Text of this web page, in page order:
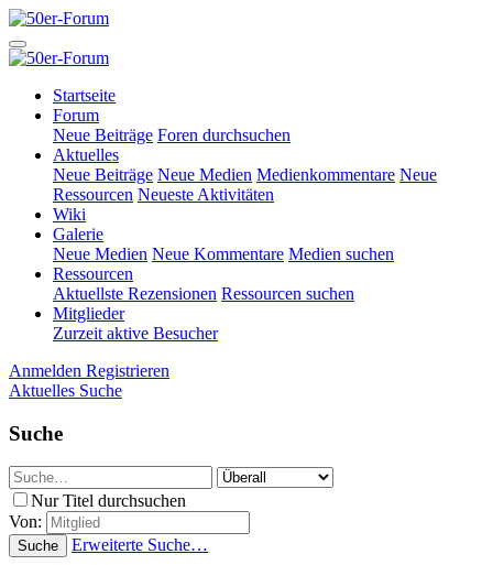
Startseite
Forum
Neue Beiträge Foren durchsuchen
Aktuelles
Neue Beiträge Neue Medien Medienkommentare Neue
Ressourcen Neueste Aktivitäten
Wiki
Galerie
Neue Medien Neue Kommentare Medien suchen
Ressourcen
Aktuellste Rezensionen Ressourcen suchen
Mitglieder
Zurzeit aktive Besucher
Anmelden Registrieren
Aktuelles Suche
Suche
Nur Titel durchsuchen
Von:
Suche Erweiterte Suche…